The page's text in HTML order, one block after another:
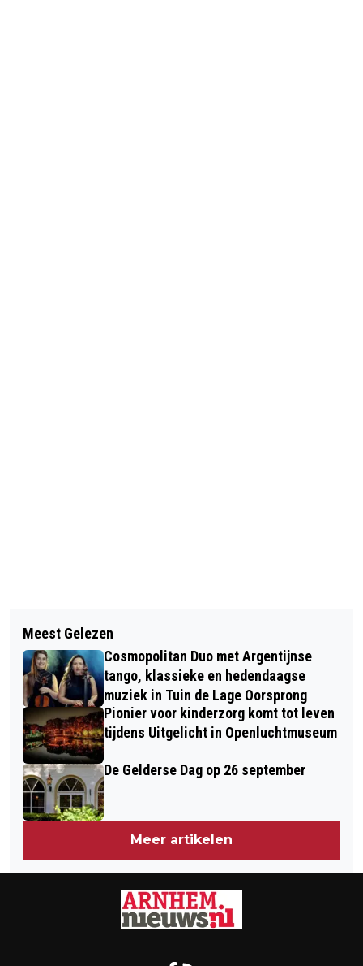
VERNIEUWD TERRASSENBELEID
VERSTERKT AANTREKKELIJKHEID
ARNHEM
VERBOD GEZICHTSBEDEKKENDE
KLEDING VANAF 1 AUGUSTUS 2019
Meest Gelezen
Cosmopolitan Duo met Argentijnse
tango, klassieke en hedendaagse
muziek in Tuin de Lage Oorsprong
Pionier voor kinderzorg komt tot leven
tijdens Uitgelicht in Openluchtmuseum
De Gelderse Dag op 26 september
Meer artikelen